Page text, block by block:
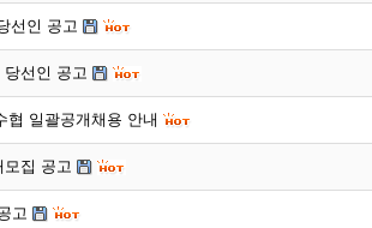
선인 공고
선인 공고
협 일괄공개채용 안내
집 공고
고